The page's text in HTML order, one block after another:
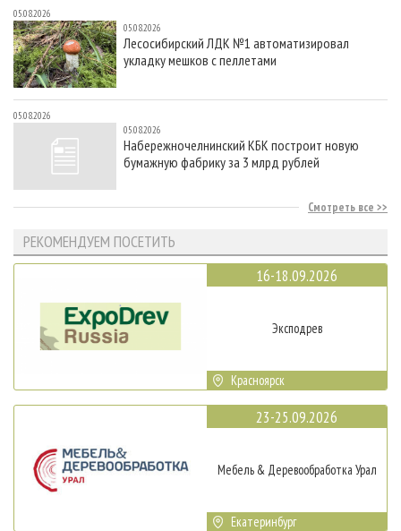
05.08.2026
05.08.2026
Лесосибирский ЛДК №1 автоматизировал
укладку мешков с пеллетами
05.08.2026
05.08.2026
Набережночелнинский КБК построит новую
бумажную фабрику за 3 млрд рублей
Смотреть все
РЕКОМЕНДУЕМ ПОСЕТИТЬ
16-18.09.2026
Эксподрев
Красноярск
23-25.09.2026
Мебель & Деревообработка Урал
Екатеринбург